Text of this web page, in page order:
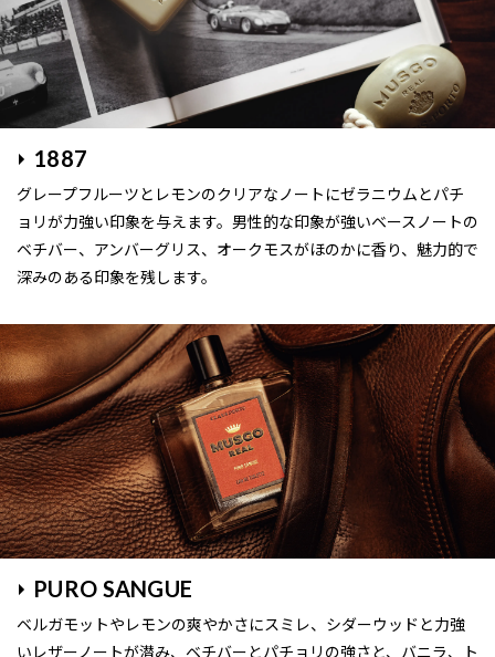
1887
グレープフルーツとレモンのクリアなノートにゼラニウムとパチ
ョリが力強い印象を与えます。男性的な印象が強いベースノートの
ベチバー、アンバーグリス、オークモスがほのかに香り、魅力的で
深みのある印象を残します。
PURO SANGUE
ベルガモットやレモンの爽やかさにスミレ、シダーウッドと力強
いレザーノートが潜み、ベチバーとパチョリの強さと、バニラ、ト